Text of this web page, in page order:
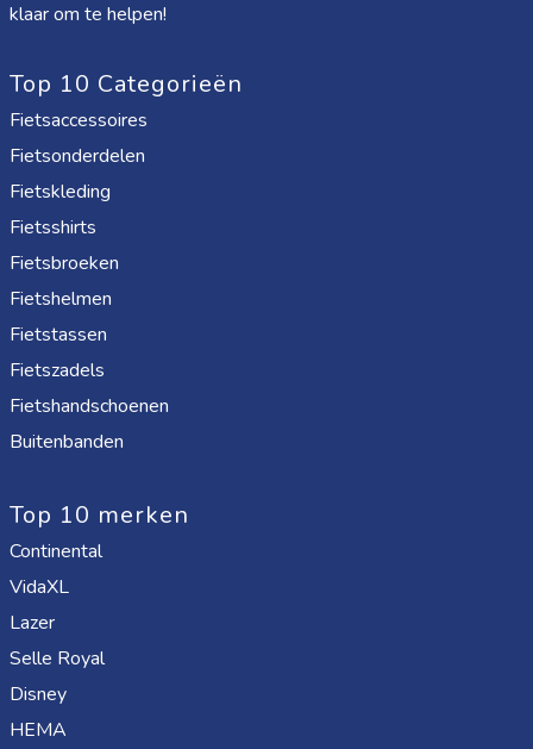
klaar om te helpen!
Top 10 Categorieën
Fietsaccessoires
Fietsonderdelen
Fietskleding
Fietsshirts
Fietsbroeken
Fietshelmen
Fietstassen
Fietszadels
Fietshandschoenen
Buitenbanden
Top 10 merken
Continental
VidaXL
Lazer
Selle Royal
Disney
HEMA